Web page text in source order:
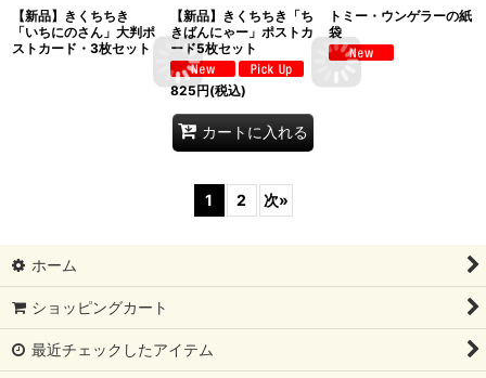
【新品】きくちちき
「いちにのさん」大判ポ
ストカード・3枚セット
【新品】きくちちき「ち
きばんにゃー」ポストカ
ード5枚セット
825円(税込)
カートに入れる
トミー・ウンゲラーの紙
袋
1 2 次»
ホーム
ショッピングカート
最近チェックしたアイテム